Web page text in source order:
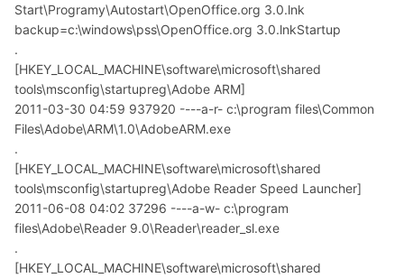
Start\Programy\Autostart\OpenOffice.org 3.0.lnk
backup=c:\windows\pss\OpenOffice.org 3.0.lnkStartup
.
[HKEY_LOCAL_MACHINE\software\microsoft\shared
tools\msconfig\startupreg\Adobe ARM]
2011-03-30 04:59 937920 ----a-r- c:\program files\Common
Files\Adobe\ARM\1.0\AdobeARM.exe
.
[HKEY_LOCAL_MACHINE\software\microsoft\shared
tools\msconfig\startupreg\Adobe Reader Speed Launcher]
2011-06-08 04:02 37296 ----a-w- c:\program
files\Adobe\Reader 9.0\Reader\reader_sl.exe
.
[HKEY_LOCAL_MACHINE\software\microsoft\shared